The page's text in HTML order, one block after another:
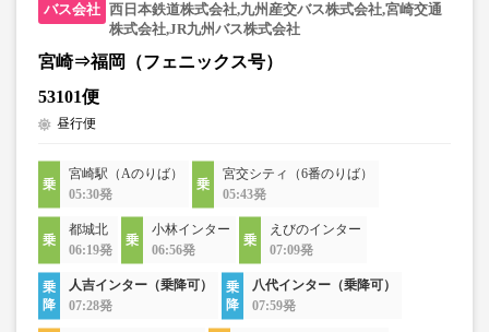
西日本鉄道株式会社,九州産交バス株式会社,宮崎交通
株式会社,JR九州バス株式会社
宮崎⇒福岡（フェニックス号）
53101便
昼行便
宮崎駅（Aのりば）
05:30発
宮交シティ（6番のりば）
05:43発
都城北
06:19発
小林インター
06:56発
えびのインター
07:09発
人吉インター（乗降可）
07:28発
八代インター（乗降可）
07:59発